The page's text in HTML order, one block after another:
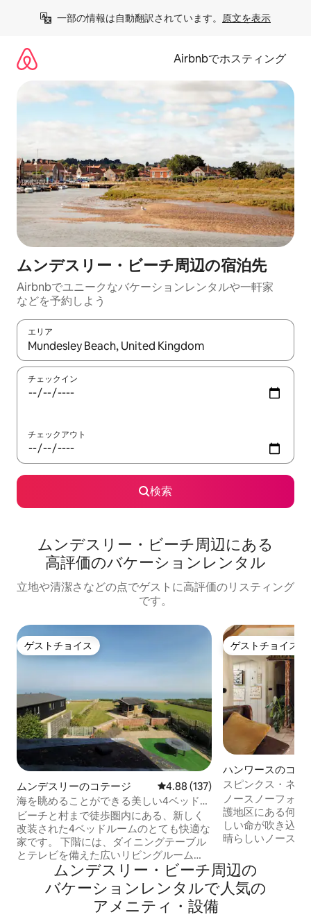
一部の情報は自動翻訳されています。 原文を表示
Airbnbでホスティング
ムンデスリー・ビーチ⁠周⁠辺⁠の宿⁠泊⁠先
Airbnbでユニークなバ⁠ケ⁠ー⁠シ⁠ョ⁠ンレ⁠ン⁠タ⁠ルや一⁠軒⁠家
な⁠ど⁠を予⁠約⁠し⁠よ⁠う
エリア
検索結果が表示されたら、上下の矢印キーを使って移動するか
チェックイン
チェックアウト
検索
ムンデスリー・ビーチ⁠周⁠辺⁠に⁠あ⁠る
高⁠評⁠価⁠のバ⁠ケ⁠ー⁠シ⁠ョ⁠ン⁠レ⁠ン⁠タ⁠ル
立地や清潔さなどの点でゲストに高評価のリスティング
です。
ゲストチョイス
ゲストチョイス
ムンデスリーのコテージ レビュー137件、5つ星中4.88つ
4.88 (137)
海を眺めることができる美しい4ベッドの
家
ビーチと村まで徒歩圏内にある、新しく
改装された4ベッドルームのとても快適な
家です。 下階には、ダイニングテーブル
とテレビを備えた広いリビングルーム
（海の眺望）、コーナーソファとテレビ
を備えた2つ目のリビングルーム、設備の
整ったキッチン/ダイナー/ユーティリテ
ィ（海の眺望）、Tassimoコーヒーマシ
ゲストチョイス
ゲストチョイス
ハンワースのコテ
スピンクス・ネス
ンのヴィンテージ
ノースノーフォ
護地区にある何世
しい命が吹き込
晴らしいノースノ
リッシュなブティ
近最高水準に完全
は、居心地が良く
ムンデスリー・ビーチ⁠周⁠辺⁠の
バ⁠ケ⁠ー⁠シ⁠ョ⁠ン⁠レ⁠ン⁠タ⁠ル⁠で人⁠気⁠の
ア⁠メ⁠ニ⁠テ⁠ィ⁠・⁠設⁠備